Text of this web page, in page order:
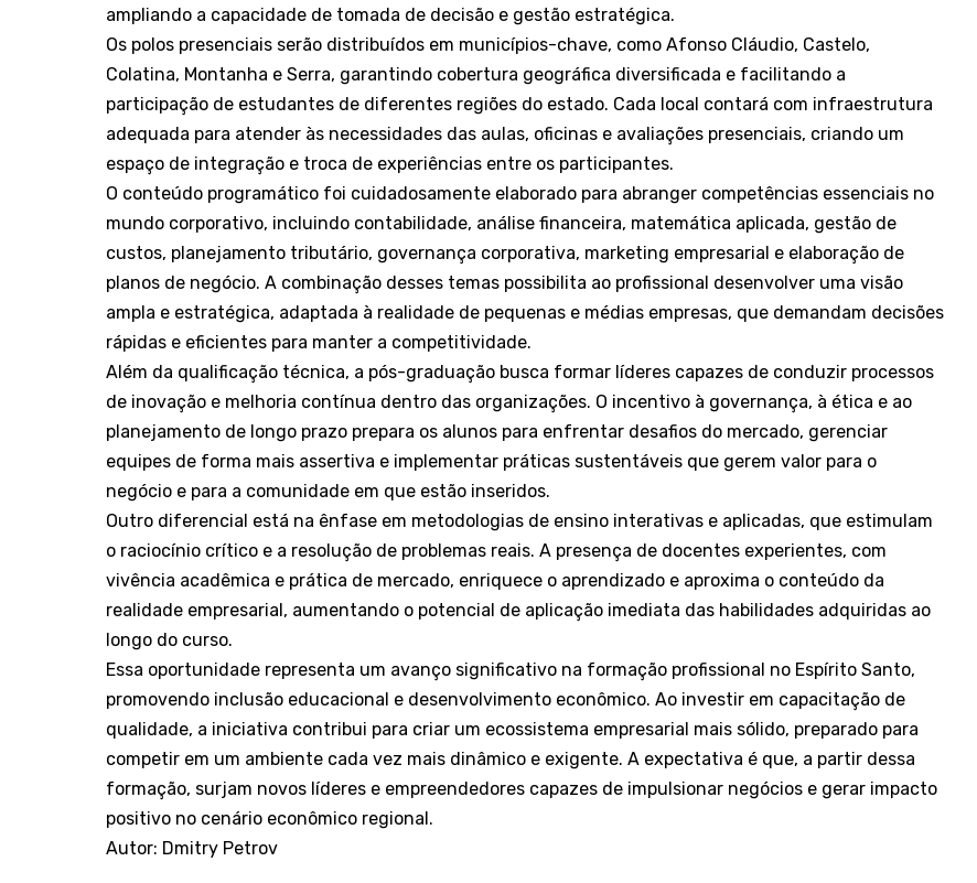
ampliando a capacidade de tomada de decisão e gestão estratégica.
Os polos presenciais serão distribuídos em municípios-chave, como Afonso Cláudio, Castelo,
Colatina, Montanha e Serra, garantindo cobertura geográfica diversificada e facilitando a
participação de estudantes de diferentes regiões do estado. Cada local contará com infraestrutura
adequada para atender às necessidades das aulas, oficinas e avaliações presenciais, criando um
espaço de integração e troca de experiências entre os participantes.
O conteúdo programático foi cuidadosamente elaborado para abranger competências essenciais no
mundo corporativo, incluindo contabilidade, análise financeira, matemática aplicada, gestão de
custos, planejamento tributário, governança corporativa, marketing empresarial e elaboração de
planos de negócio. A combinação desses temas possibilita ao profissional desenvolver uma visão
ampla e estratégica, adaptada à realidade de pequenas e médias empresas, que demandam decisões
rápidas e eficientes para manter a competitividade.
Além da qualificação técnica, a pós-graduação busca formar líderes capazes de conduzir processos
de inovação e melhoria contínua dentro das organizações. O incentivo à governança, à ética e ao
planejamento de longo prazo prepara os alunos para enfrentar desafios do mercado, gerenciar
equipes de forma mais assertiva e implementar práticas sustentáveis que gerem valor para o
negócio e para a comunidade em que estão inseridos.
Outro diferencial está na ênfase em metodologias de ensino interativas e aplicadas, que estimulam
o raciocínio crítico e a resolução de problemas reais. A presença de docentes experientes, com
vivência acadêmica e prática de mercado, enriquece o aprendizado e aproxima o conteúdo da
realidade empresarial, aumentando o potencial de aplicação imediata das habilidades adquiridas ao
longo do curso.
Essa oportunidade representa um avanço significativo na formação profissional no Espírito Santo,
promovendo inclusão educacional e desenvolvimento econômico. Ao investir em capacitação de
qualidade, a iniciativa contribui para criar um ecossistema empresarial mais sólido, preparado para
competir em um ambiente cada vez mais dinâmico e exigente. A expectativa é que, a partir dessa
formação, surjam novos líderes e empreendedores capazes de impulsionar negócios e gerar impacto
positivo no cenário econômico regional.
Autor: Dmitry Petrov